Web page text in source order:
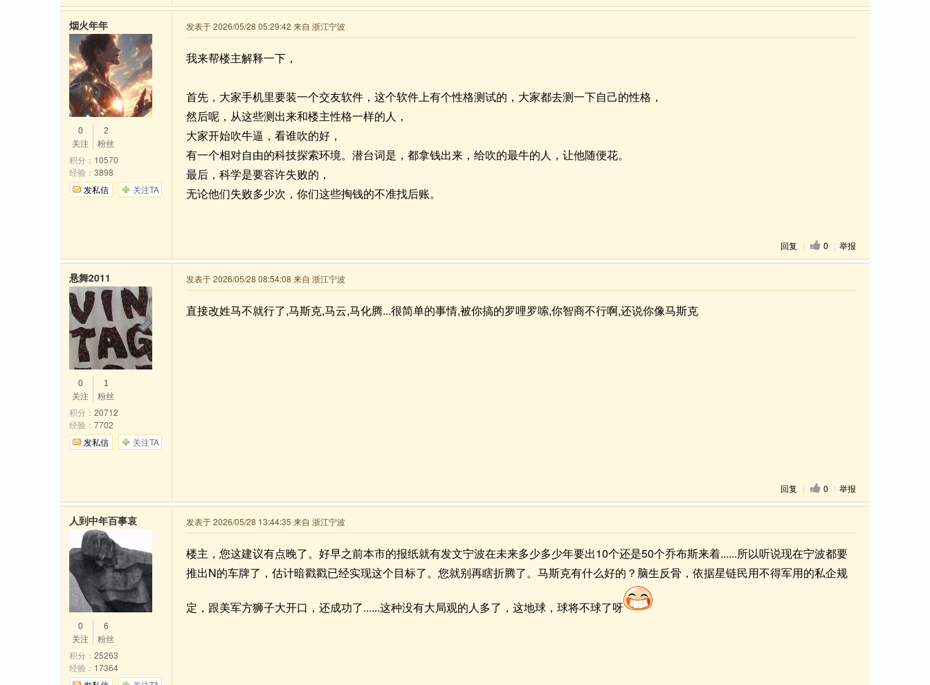
发表于 2026/05/28 05:29:42 来自 浙江宁波
我来帮楼主解释一下，
首先，大家手机里要装一个交友软件，这个软件上有个性格测试的，大家都去测一下自己的性格，
然后呢，从这些测出来和楼主性格一样的人，
大家开始吹牛逼，看谁吹的好，
有一个相对自由的科技探索环境。潜台词是，都拿钱出来，给吹的最牛的人，让他随便花。
最后，科学是要容许失败的，
无论他们失败多少次，你们这些掏钱的不准找后账。
回复 | 0 | 举报
烟火年年
0
关注
2
粉丝
积分： 10570
经验： 3898
发私信
关注TA
发表于 2026/05/28 08:54:08 来自 浙江宁波
直接改姓马不就行了,马斯克,马云,马化腾...很简单的事情,被你搞的罗哩罗嗦,你智商不行啊,还说你像马斯克
回复 | 0 | 举报
悬舞2011
0
关注
1
粉丝
积分： 20712
经验： 7702
发私信
关注TA
发表于 2026/05/28 13:44:35 来自 浙江宁波
楼主，您这建议有点晚了。好早之前本市的报纸就有发文宁波在未来多少多少年要出10个还是50个乔布斯来着......所以听说现在宁波都要
推出N的车牌了，估计暗戳戳已经实现这个目标了。您就别再瞎折腾了。马斯克有什么好的？脑生反骨，依据星链民用不得军用的私企规
定，跟美军方狮子大开口，还成功了......这种没有大局观的人多了，这地球，球将不球了呀
人到中年百事哀
0
关注
6
粉丝
积分： 25263
经验： 17364